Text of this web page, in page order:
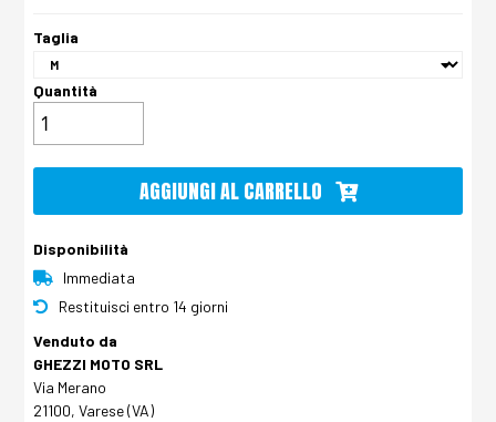
Taglia
Quantità
AGGIUNGI AL CARRELLO
Disponibilità
Immediata
Restituisci entro 14 giorni
Venduto da
GHEZZI MOTO SRL
Via Merano
21100, Varese (VA)